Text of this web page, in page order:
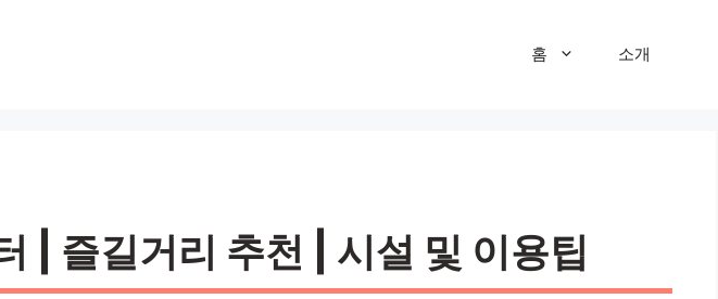
홈 소개
| 즐길거리 추천 | 시설 및 이용팁